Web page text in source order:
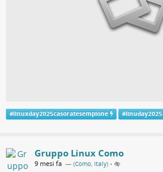
#linuxday2025casoratesempione #linuday2025
Gruppo Linux Como
9 mesi fa — (Como, Italy) •